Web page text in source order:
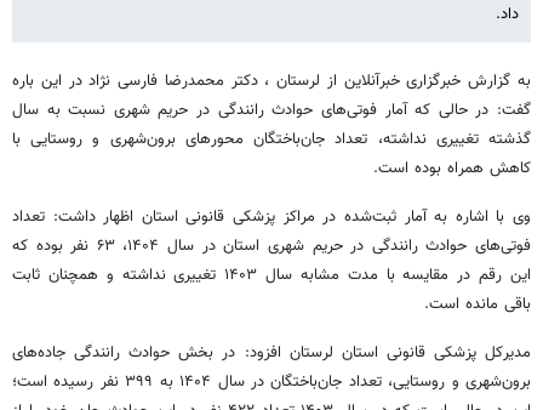
داد.
به گزارش خبرگزاری خبرآنلاین از لرستان ، دکتر محمدرضا فارسی نژاد در این باره
گفت: در حالی که آمار فوتی‌های حوادث رانندگی در حریم شهری نسبت به سال
گذشته تغییری نداشته، تعداد جان‌باختگان محورهای برون‌شهری و روستایی با
کاهش همراه بوده است.
وی با اشاره به آمار ثبت‌شده در مراکز پزشکی قانونی استان اظهار داشت: تعداد
فوتی‌های حوادث رانندگی در حریم شهری استان در سال ۱۴۰۴، ۶۳ نفر بوده که
این رقم در مقایسه با مدت مشابه سال ۱۴۰۳ تغییری نداشته و همچنان ثابت
باقی مانده است.
مدیرکل پزشکی قانونی استان لرستان افزود: در بخش حوادث رانندگی جاده‌های
برون‌شهری و روستایی، تعداد جان‌باختگان در سال ۱۴۰۴ به ۳۹۹ نفر رسیده است؛